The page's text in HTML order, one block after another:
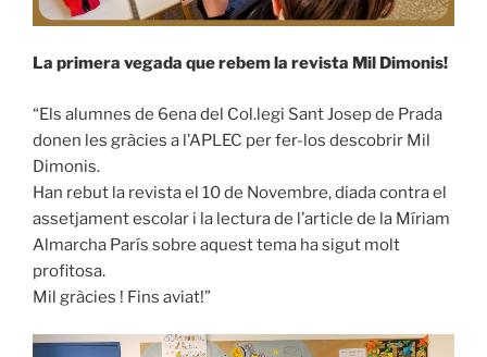
La primera vegada que rebem la revista Mil Dimonis!
“Els alumnes de 6ena del Col.legi Sant Josep de Prada
donen les gràcies a l’APLEC per fer-los descobrir Mil
Dimonis.
Han rebut la revista el 10 de Novembre, diada contra el
assetjament escolar i la lectura de l’article de la Míriam
Almarcha París sobre aquest tema ha sigut molt
profitosa.
Mil gràcies ! Fins aviat!”